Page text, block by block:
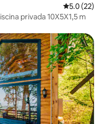
Calificación
5.0 (22)
privada 10X5X1,5 m